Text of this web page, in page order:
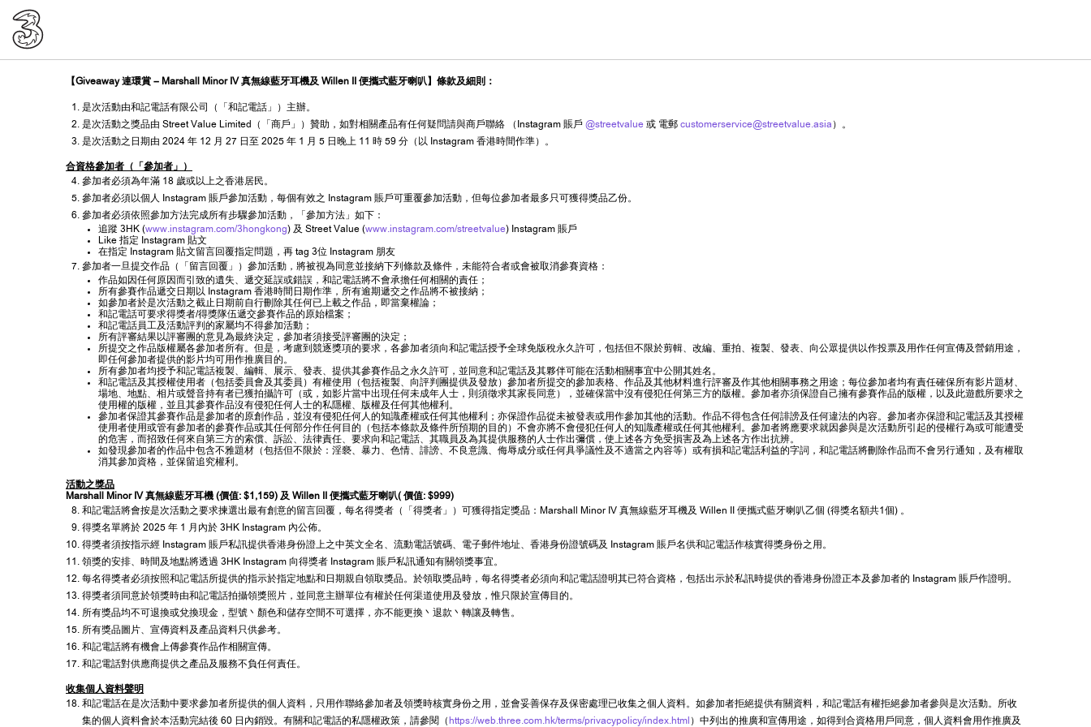
【Giveaway 連環賞 – Marshall Minor IV 真無線藍牙耳機及 Willen II 便攜式藍牙喇叭】條款及細則：
是次活動由和記電話有限公司（「和記電話」）主辦。
是次活動之獎品由 Street Value Limited（「商戶」）贊助，如對相關產品有任何疑問請與商戶聯絡 （Instagram 賬戶 @streetvalue 或 電郵 customerservice@streetvalue.asia ）。
是次活動之日期由 2024 年 12 月 27 日至 2025 年 1 月 5 日晚上 11 時 59 分（以 Instagram 香港時間作準）。
合資格參加者（「參加者」）
參加者必須為年滿 18 歲或以上之香港居民。
參加者必須以個人 Instagram 賬戶參加活動，每個有效之 Instagram 賬戶可重覆參加活動，但每位參加者最多只可獲得獎品乙份。
參加者必須依照參加方法完成所有步驟參加活動，「參加方法」如下：
追蹤 3HK (www.instagram.com/3hongkong) 及 Street Value (www.instagram.com/streetvalue) Instagram 賬戶
Like 指定 Instagram 貼文
在指定 Instagram 貼文留言回覆指定問題，再 tag 3位 Instagram 朋友
參加者一旦提交作品（「留言回覆」）參加活動，將被視為同意並接納下列條款及條件，未能符合者或會被取消參賽資格：
作品如因任何原因而引致的遺失、遞交延誤或錯誤，和記電話將不會承擔任何相關的責任；
所有參賽作品遞交日期以 Instagram 香港時間日期作準，所有逾期遞交之作品將不被接納；
如參加者於是次活動之截止日期前自行刪除其任何已上載之作品，即當棄權論；
和記電話可要求得獎者/得獎隊伍遞交參賽作品的原始檔案；
和記電話員工及活動評判的家屬均不得參加活動；
所有評審結果以評審團的意見為最終決定，參加者須接受評審團的決定；
所提交之作品版權屬各參加者所有。但是，考慮到競逐獎項的要求，各參加者須向和記電話授予全球免版稅永久許可，包括但不限於剪輯、改編、重拍、複製、發表、向公眾提供以作投票及用作任何宣傳及營銷用途，
即任何參加者提供的影片均可用作推廣目的。
所有參加者均授予和記電話複製、編輯、展示、發表、提供其參賽作品之永久許可，並同意和記電話及其夥伴可能在活動相關事宜中公開其姓名。
和記電話及其授權使用者（包括委員會及其委員）有權使用（包括複製、向評判團提供及發放）參加者所提交的參加表格、作品及其他材料進行評審及作其他相關事務之用途；每位參加者均有責任確保所有影片題材、
場地、地點、相片或聲音持有者已獲拍攝許可（或，如影片當中出現任何未成年人士，則須徵求其家長同意），並確保當中沒有侵犯任何第三方的版權。參加者亦須保證自己擁有參賽作品的版權，以及此遊戲所要求之
使用權的版權，並且其參賽作品沒有侵犯任何人士的私隱權、版權及任何其他權利。
參加者保證其參賽作品是參加者的原創作品，並沒有侵犯任何人的知識產權或任何其他權利；亦保證作品從未被發表或用作參加其他的活動。作品不得包含任何誹謗及任何違法的內容。參加者亦保證和記電話及其授權
使用者使用或管有參加者的參賽作品或其任何部分作任何目的（包括本條款及條件所預期的目的）不會亦將不會侵犯任何人的知識產權或任何其他權利。參加者將應要求就因參與是次活動所引起的侵權行為或可能遭受
的危害，而招致任何來自第三方的索償、訴訟、法律責任、要求向和記電話、其職員及為其提供服務的人士作出彌償，使上述各方免受損害及為上述各方作出抗辨。
如發現參加者的作品中包含不雅題材（包括但不限於：淫褻、暴力、色情、誹謗、不良意識、侮辱成分或任何具爭議性及不適當之內容等）或有損和記電話利益的字詞，和記電話將刪除作品而不會另行通知，及有權取
消其參加資格，並保留追究權利。
活動之獎品
Marshall Minor IV 真無線藍牙耳機 (價值: $1,159) 及 Willen II 便攜式藍牙喇叭( 價值: $999)
和記電話將會按是次活動之要求揀選出最有創意的留言回覆，每名得獎者（「得獎者」）可獲得指定獎品：Marshall Minor IV 真無線藍牙耳機及 Willen II 便攜式藍牙喇叭乙個 (得獎名額共1個) 。
得獎名單將於 2025 年 1 月內於 3HK Instagram 內公佈。
得獎者須按指示經 Instagram 賬戶私訊提供香港身份證上之中英文全名、流動電話號碼、電子郵件地址、香港身份證號碼及 Instagram 賬戶名供和記電話作核實得獎身份之用。
領獎的安排、時間及地點將透過 3HK Instagram 向得獎者 Instagram 賬戶私訊通知有關領獎事宜。
每名得獎者必須按照和記電話所提供的指示於指定地點和日期親自領取獎品。於領取獎品時，每名得獎者必須向和記電話證明其已符合資格，包括出示於私訊時提供的香港身份證正本及參加者的 Instagram 賬戶作證明。
得獎者須同意於領獎時由和記電話拍攝領獎照片，並同意主辦單位有權於任何渠道使用及發放，惟只限於宣傳目的。
所有獎品均不可退換或兌換現金，型號丶顏色和儲存空間不可選擇，亦不能更換丶退款丶轉讓及轉售。
所有獎品圖片、宣傳資料及產品資料只供參考。
和記電話將有機會上傳參賽作品作相關宣傳。
和記電話對供應商提供之產品及服務不負任何責任。
收集個人資料聲明
和記電話在是次活動中要求參加者所提供的個人資料，只用作聯絡參加者及領獎時核實身份之用，並會妥善保存及保密處理已收集之個人資料。如參加者拒絕提供有關資料，和記電話有權拒絕參加者參與是次活動。所收
集的個人資料會於本活動完結後 60 日內銷毀。有關和記電話的私隱權政策，請參閱（ https://web.three.com.hk/terms/privacypolicy/index.html ）中列出的推廣和宣傳用途，如得到合資格用戶同意，個人資料會用作推廣及